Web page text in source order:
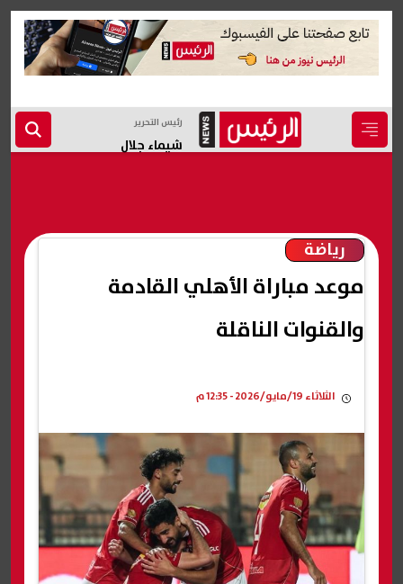
رئيس التحرير
شيماء جلال
رياضة
موعد مباراة الأهلي القادمة
والقنوات الناقلة
الثلاثاء 19/مايو/2026 - 12:35 م